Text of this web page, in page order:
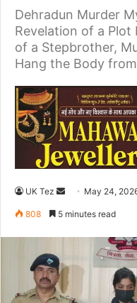
Dehradun Murder
Revelation of a
of a Stepbrother,
Hang the Body
UK Tez
n
e
May 24,
808 5 minutes read